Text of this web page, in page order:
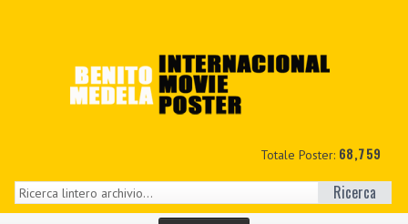
Totale Poster: 68,759
Ricerca